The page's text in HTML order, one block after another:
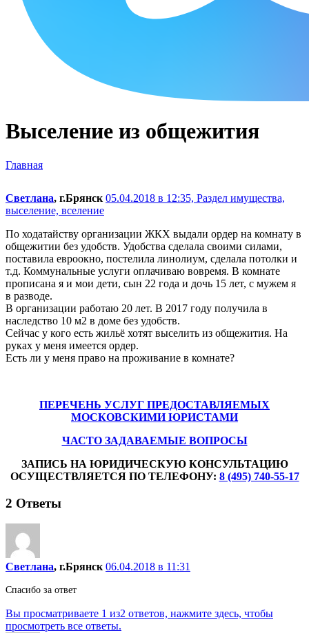
Выселение из общежития
Главная
Светлана, г.Брянск 05.04.2018 в 12:35, Раздел имущества,
выселение, вселение
По ходатайству организации ЖКХ выдали ордер на комнату в
общежитии без удобств. Удобства сделала своими силами,
поставила евроокно, постелила линолиум, сделала потолки и
т.д. Коммунальные услуги оплачиваю вовремя. В комнате
прописана я и мои дети, сын 22 года и дочь 15 лет, с мужем я
в разводе.
В организации работаю 20 лет. В 2017 году получила в
наследство 10 м2 в доме без удобств.
Сейчас у кого есть жильё хотят выселить из общежития. На
руках у меня имеется ордер.
Есть ли у меня право на проживание в комнате?
ПЕРЕЧЕНЬ УСЛУГ ПРЕДОСТАВЛЯЕМЫХ
МОСКОВСКИМИ ЮРИСТАМИ
ЧАСТО ЗАДАВАЕМЫЕ ВОПРОСЫ
ЗАПИСЬ НА ЮРИДИЧЕСКУЮ КОНСУЛЬТАЦИЮ
ОСУЩЕСТВЛЯЕТСЯ ПО ТЕЛЕФОНУ: 8 (495) 740-55-17
2 Ответы
Светлана, г.Брянск 06.04.2018 в 11:31
Спасибо за ответ
Вы просматриваете 1 из2 ответов, нажмите здесь, чтобы
просмотреть все ответы.